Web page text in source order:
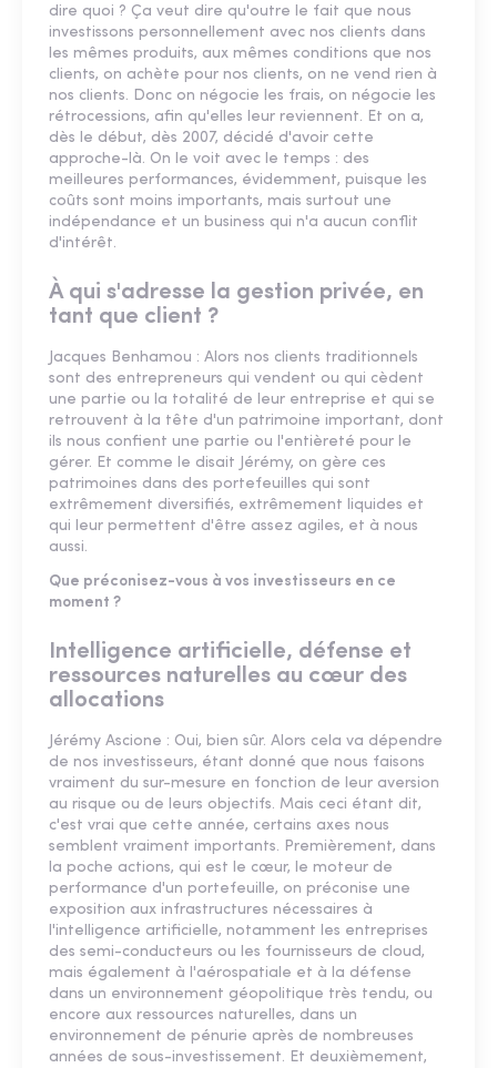
dire quoi ? Ça veut dire qu'outre le fait que nous
investissons personnellement avec nos clients dans
les mêmes produits, aux mêmes conditions que nos
clients, on achète pour nos clients, on ne vend rien à
nos clients. Donc on négocie les frais, on négocie les
rétrocessions, afin qu'elles leur reviennent. Et on a,
dès le début, dès 2007, décidé d'avoir cette
approche-là. On le voit avec le temps : des
meilleures performances, évidemment, puisque les
coûts sont moins importants, mais surtout une
indépendance et un business qui n'a aucun conflit
d'intérêt.
À qui s'adresse la gestion privée, en
tant que client ?
Jacques Benhamou : Alors nos clients traditionnels
sont des entrepreneurs qui vendent ou qui cèdent
une partie ou la totalité de leur entreprise et qui se
retrouvent à la tête d'un patrimoine important, dont
ils nous confient une partie ou l'entièreté pour le
gérer. Et comme le disait Jérémy, on gère ces
patrimoines dans des portefeuilles qui sont
extrêmement diversifiés, extrêmement liquides et
qui leur permettent d'être assez agiles, et à nous
aussi.
Que préconisez-vous à vos investisseurs en ce
moment ?
Intelligence artificielle, défense et
ressources naturelles au cœur des
allocations
Jérémy Ascione : Oui, bien sûr. Alors cela va dépendre
de nos investisseurs, étant donné que nous faisons
vraiment du sur-mesure en fonction de leur aversion
au risque ou de leurs objectifs. Mais ceci étant dit,
c'est vrai que cette année, certains axes nous
semblent vraiment importants. Premièrement, dans
la poche actions, qui est le cœur, le moteur de
performance d'un portefeuille, on préconise une
exposition aux infrastructures nécessaires à
l'intelligence artificielle, notamment les entreprises
des semi-conducteurs ou les fournisseurs de cloud,
mais également à l'aérospatiale et à la défense
dans un environnement géopolitique très tendu, ou
encore aux ressources naturelles, dans un
environnement de pénurie après de nombreuses
années de sous-investissement. Et deuxièmement,